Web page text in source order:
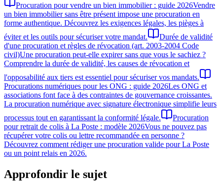
Procuration pour vendre un bien immobilier : guide 2026Vendre
un bien immobilier sans être présent impose une procuration en
forme authentique. Découvrez les exigences légales, les pièges à
éviter et les outils pour sécuriser votre mandat.
Durée de validité
d'une procuration et règles de révocation (art. 2003-2004 Code
civil)Une procuration peut-elle expirer sans que vous le sachiez ?
Comprendre la durée de validité, les causes de révocation et
l'opposabilité aux tiers est essentiel pour sécuriser vos mandats.
Procurations numériques pour les ONG : guide 2026Les ONG et
associations font face à des contraintes de gouvernance croissantes.
La procuration numérique avec signature électronique simplifie leurs
processus tout en garantissant la conformité légale.
Procuration
pour retrait de colis à La Poste : modèle 2026Vous ne pouvez pas
récupérer votre colis ou lettre recommandée en personne ?
Découvrez comment rédiger une procuration valide pour La Poste
ou un point relais en 2026.
Approfondir le sujet